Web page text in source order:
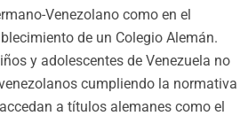
Venezolano como en el
de un Colegio Alemán.
y adolescentes de Venezuela no
cumpliendo la normativa
a títulos alemanes como el